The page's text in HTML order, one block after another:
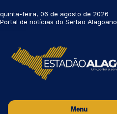
quinta-feira, 06 de agosto de 2026
Portal de notícias do Sertão Alagoano
Menu